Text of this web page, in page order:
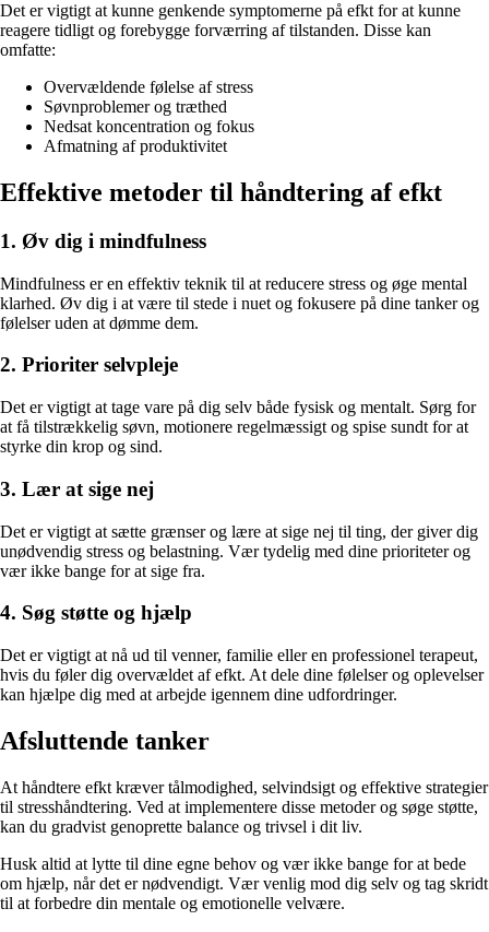
Det er vigtigt at kunne genkende symptomerne på efkt for at kunne
reagere tidligt og forebygge forværring af tilstanden. Disse kan
omfatte:
Overvældende følelse af stress
Søvnproblemer og træthed
Nedsat koncentration og fokus
Afmatning af produktivitet
Effektive metoder til håndtering af efkt
1. Øv dig i mindfulness
Mindfulness er en effektiv teknik til at reducere stress og øge mental
klarhed. Øv dig i at være til stede i nuet og fokusere på dine tanker og
følelser uden at dømme dem.
2. Prioriter selvpleje
Det er vigtigt at tage vare på dig selv både fysisk og mentalt. Sørg for
at få tilstrækkelig søvn, motionere regelmæssigt og spise sundt for at
styrke din krop og sind.
3. Lær at sige nej
Det er vigtigt at sætte grænser og lære at sige nej til ting, der giver dig
unødvendig stress og belastning. Vær tydelig med dine prioriteter og
vær ikke bange for at sige fra.
4. Søg støtte og hjælp
Det er vigtigt at nå ud til venner, familie eller en professionel terapeut,
hvis du føler dig overvældet af efkt. At dele dine følelser og oplevelser
kan hjælpe dig med at arbejde igennem dine udfordringer.
Afsluttende tanker
At håndtere efkt kræver tålmodighed, selvindsigt og effektive strategier
til stresshåndtering. Ved at implementere disse metoder og søge støtte,
kan du gradvist genoprette balance og trivsel i dit liv.
Husk altid at lytte til dine egne behov og vær ikke bange for at bede
om hjælp, når det er nødvendigt. Vær venlig mod dig selv og tag skridt
til at forbedre din mentale og emotionelle velvære.